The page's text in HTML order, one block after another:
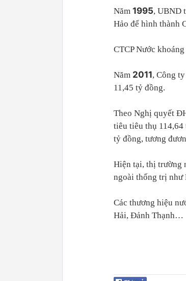
Năm 1995, UBND
Hảo để hình thành
CTCP Nước
Năm 2011, Công
11,45 tỷ đồng.
Theo Nghị quyết
tiêu tiêu thụ
tỷ đồng, tương
Hiện tại, thị trường
ngoài thống trị như
Các thương hiệu
Hải, Đảnh Thạnh…